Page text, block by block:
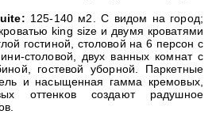
125-140 м2. С видом на город;
king size и двумя кроватями
гостиной, столовой на 6 персон с
столовой, двух ванных комнат с
гостевой уборной. Паркетные
и насыщенная гамма кремовых,
оттенков создают радушное